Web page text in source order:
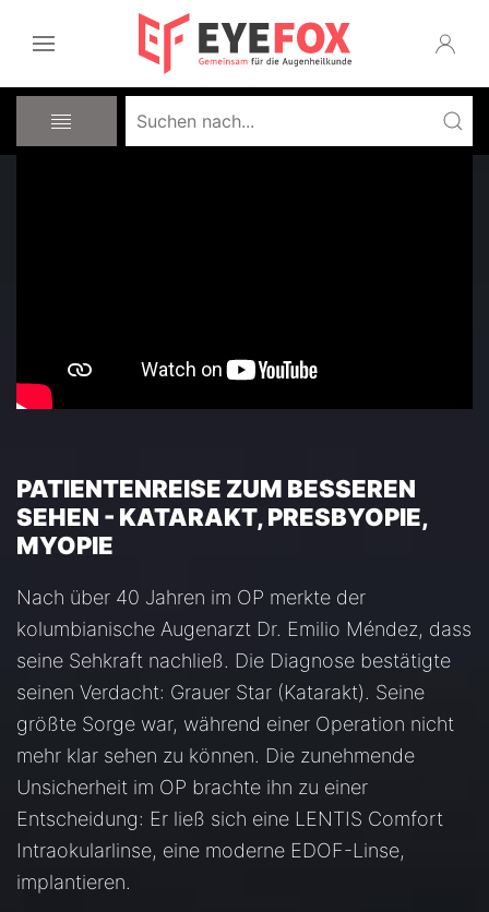
PATIENTENREISE ZUM BESSEREN
SEHEN - KATARAKT, PRESBYOPIE,
MYOPIE
Nach über 40 Jahren im OP merkte der
kolumbianische Augenarzt Dr. Emilio Méndez, dass
seine Sehkraft nachließ. Die Diagnose bestätigte
seinen Verdacht: Grauer Star (Katarakt). Seine
größte Sorge war, während einer Operation nicht
mehr klar sehen zu können. Die zunehmende
Unsicherheit im OP brachte ihn zu einer
Entscheidung: Er ließ sich eine LENTIS Comfort
Intraokularlinse, eine moderne EDOF-Linse,
implantieren.